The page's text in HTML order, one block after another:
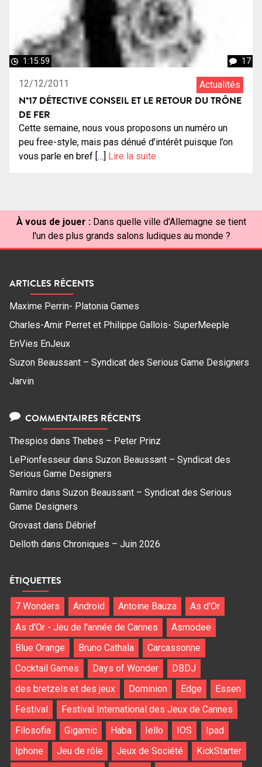
1:15:59 17
12/12/2011 Actualités
N°17 DÉTECTIVE CONSEIL ET LE RETOUR DU TRÔNE
DE FER
Cette semaine, nous vous proposons un numéro un
peu free-style, mais pas dénué d’intérêt puisque l’on
vous parle en bref […] Lire la suite
À vous de jouer : Dans quelle ville d'Allemagne se tient
l'un des plus grands salons ludiques au monde ?
ARTICLES RÉCENTS
Maxime Perrin- Platonia Games
Charles-Amir Perret et Philippe Gallois- SuperMeeple
EnVies EnJeux
Suzon Beaussant – Syndicat des Serious Game Designers
Jarvin
COMMENTAIRES RÉCENTS
Thespios dans Thebes – Peter Prinz
LePionfesseur dans Suzon Beaussant – Syndicat des
Serious Game Designers
Ramiro dans Suzon Beaussant – Syndicat des Serious
Game Designers
Grovast dans Débrief
Delloth dans Chroniques – Juin 2026
ÉTIQUETTES
7 Wonders Android Antoine Bauza
As d'Or
As d'Or - Jeu de l'année de Cannes
Asmodee
Blue Orange
Bruno Cathala
Carcassonne
Cocktail Games
Days of Wonder
DBDJ
des bretzels et des jeux
Dominion Edge
Essen
Festival
Festival International des Jeux de Cannes
Filosofia
Gigamic Haba Iello IOS
Ipad
Iphone
Jeu de rôle Jeux de Société
KickStarter